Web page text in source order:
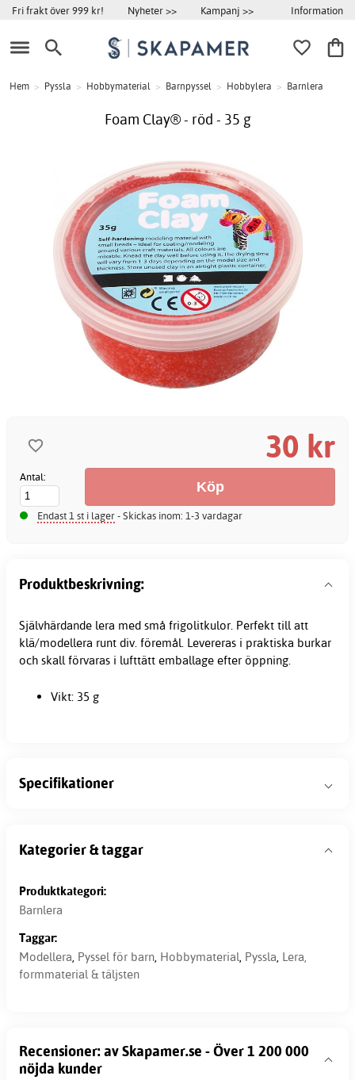
Fri frakt över 999 kr! Nyheter >> Kampanj >> Information
Hem > Pyssla > Hobbymaterial > Barnpyssel > Hobbylera > Barnlera
Foam Clay® - röd - 35 g
30 kr
Antal:
Endast 1 st i lager- Skickas inom: 1-3 vardagar
Produktbeskrivning:
Självhärdande lera med små frigolitkulor. Perfekt till att
klä/modellera runt div. föremål. Levereras i praktiska burkar
och skall förvaras i lufttätt emballage efter öppning.
Vikt: 35 g
Specifikationer
Kategorier & taggar
Produktkategori:
Barnlera
Taggar:
Modellera, Pyssel för barn, Hobbymaterial, Pyssla, Lera,
formmaterial & täljsten
Recensioner: av Skapamer.se - Över 1 200 000
nöjda kunder